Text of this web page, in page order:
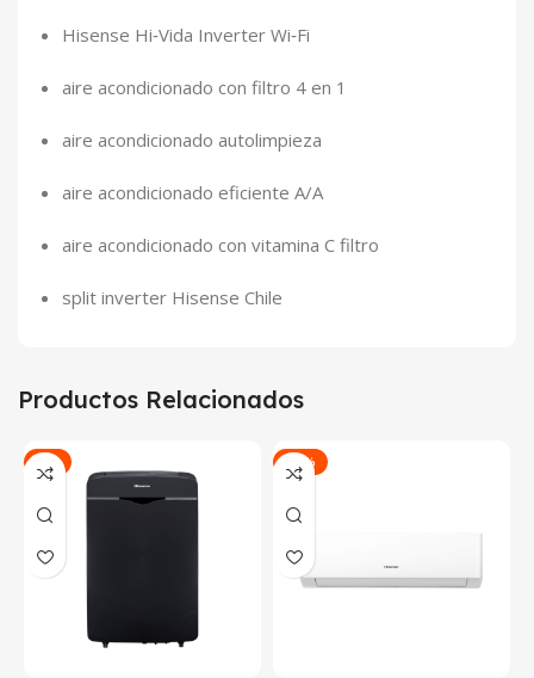
Hisense Hi‑Vida Inverter Wi‑Fi
aire acondicionado con filtro 4 en 1
aire acondicionado autolimpieza
aire acondicionado eficiente A/A
aire acondicionado con vitamina C filtro
split inverter Hisense Chile
Productos Relacionados
-8% -33%